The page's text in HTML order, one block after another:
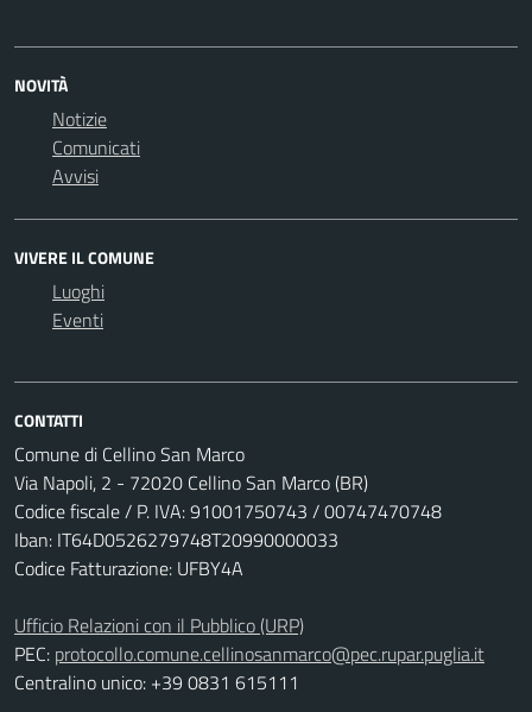
NOVITÀ
Notizie
Comunicati
Avvisi
VIVERE IL COMUNE
Luoghi
Eventi
CONTATTI
Comune di Cellino San Marco
Via Napoli, 2 - 72020 Cellino San Marco (BR)
Codice fiscale / P. IVA: 91001750743 / 00747470748
Iban: IT64D0526279748T20990000033
Codice Fatturazione: UFBY4A
Ufficio Relazioni con il Pubblico (URP)
PEC: protocollo.comune.cellinosanmarco@pec.rupar.puglia.it
Centralino unico: +39 0831 615111